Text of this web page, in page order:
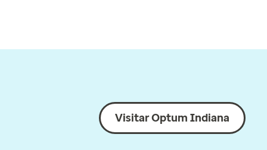
Visitar Optum Indiana